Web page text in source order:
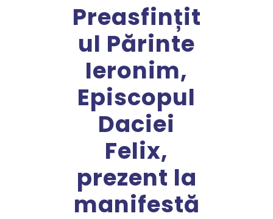
Preasfințit
ul Părinte
Ieronim,
Episcopul
Daciei
Felix,
prezent la
manifestă